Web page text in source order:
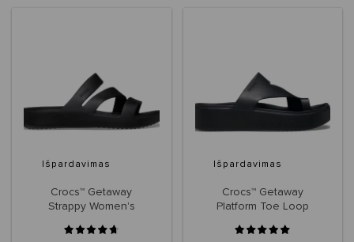
Išpardavimas
Crocs™ Getaway
Strappy Women's
Išpardavimas
Crocs™ Getaway
Platform Toe Loop